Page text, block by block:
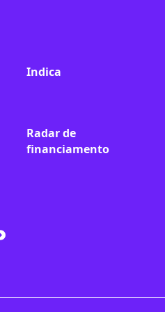
Indica
Radar de
financiamento